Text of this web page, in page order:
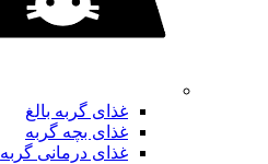
غذای گربه بالغ
غذای بچه گربه
غذای درمانی گربه